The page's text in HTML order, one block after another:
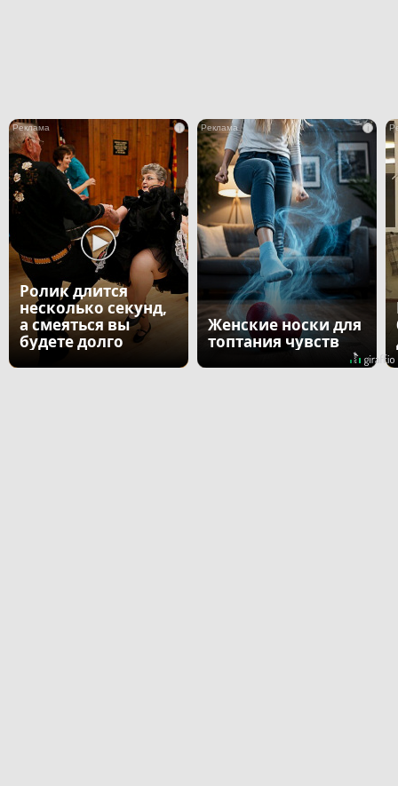
i
Ролик длится
несколько секунд,
а смеяться вы
будете долго
i
Женские носки для
топтания чувств